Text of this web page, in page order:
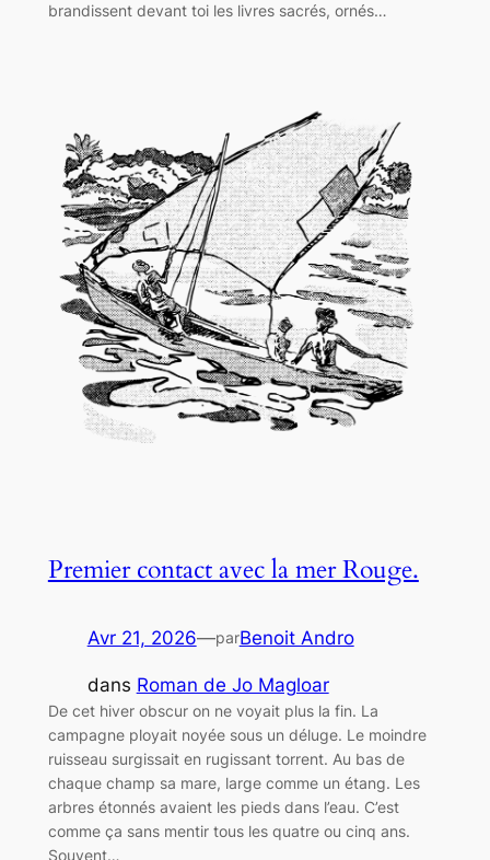
brandissent devant toi les livres sacrés, ornés…
Premier contact avec la mer Rouge.
Avr 21, 2026—parBenoit Andro
dans Roman de Jo Magloar
De cet hiver obscur on ne voyait plus la fin. La
campagne ployait noyée sous un déluge. Le moindre
ruisseau surgissait en rugissant torrent. Au bas de
chaque champ sa mare, large comme un étang. Les
arbres étonnés avaient les pieds dans l’eau. C’est
comme ça sans mentir tous les quatre ou cinq ans.
Souvent…